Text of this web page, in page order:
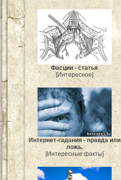
Фасции - статья
[Интересное]
Интернет-гадания - правда или
ложь.
[Интересные факты]